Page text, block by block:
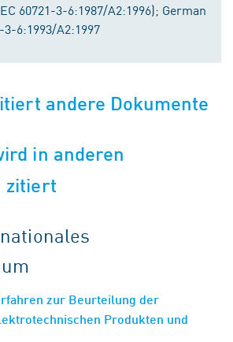
60721-3-6:1987/A2:1996); German
6:1993/A2:1997
andere Dokumente
in anderen
zitiert
zur Beurteilung der
Produkten und